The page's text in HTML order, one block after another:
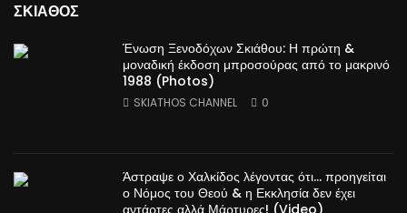
ΣΚΙΑΘΟΣ
Ένωση Ξενοδόχων Σκιάθου: Η πρώτη &
μοναδική έκδοση μπροσούρας από το μακρινό
1988 (Photos)
SKIATHOS CHANNEL 0
Άστραψε ο Χαλκίδος λέγοντας ότι… προηγείται
ο Νόμος του Θεού & η Εκκλησία δεν έχει